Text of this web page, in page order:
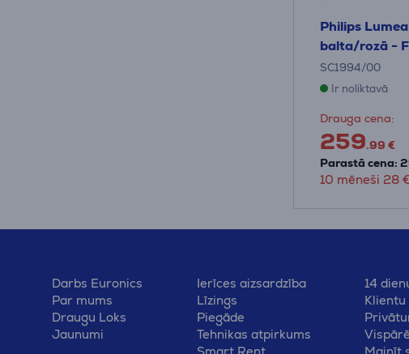
Philips
balta/rozā -
SC1994/00
Ir noliktavā
Drauga cena:
259.99 €
Parastā cena:
10 mēneši 28 €
Darbs Euronics
Par mums
Draugu Loks
Jaunumi
Ierīces aizsardzība
Līzings
Piegāde
Tehnikas atpirkums
14